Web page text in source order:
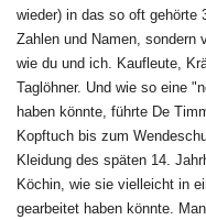
wieder) in das so oft gehörte
Zahlen und Namen, sondern
wie du und ich. Kaufleute,
Taglöhner. Und wie so eine
haben könnte, führte De
Kopftuch bis zum
Kleidung des späten 14.
Köchin, wie sie vielleicht in
gearbeitet haben könnte.